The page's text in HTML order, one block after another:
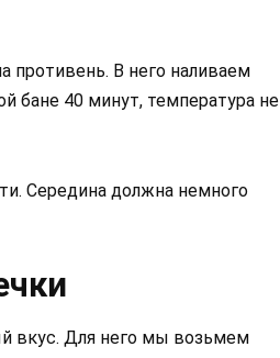
противень. В него наливаем
бане 40 минут, температура не
Середина должна немного
вкус. Для него мы возьмем